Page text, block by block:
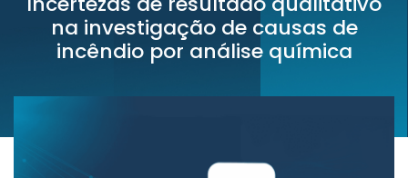
na investigação de causas de
incêndio por análise química